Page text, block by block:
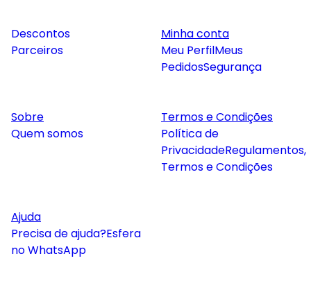
Descontos
Parceiros
Minha conta
Meu PerfilMeus
PedidosSegurança
Sobre
Quem somos
Termos e Condições
Política de
PrivacidadeRegulamentos,
Termos e Condições
Ajuda
Precisa de ajuda?Esfera
no WhatsApp